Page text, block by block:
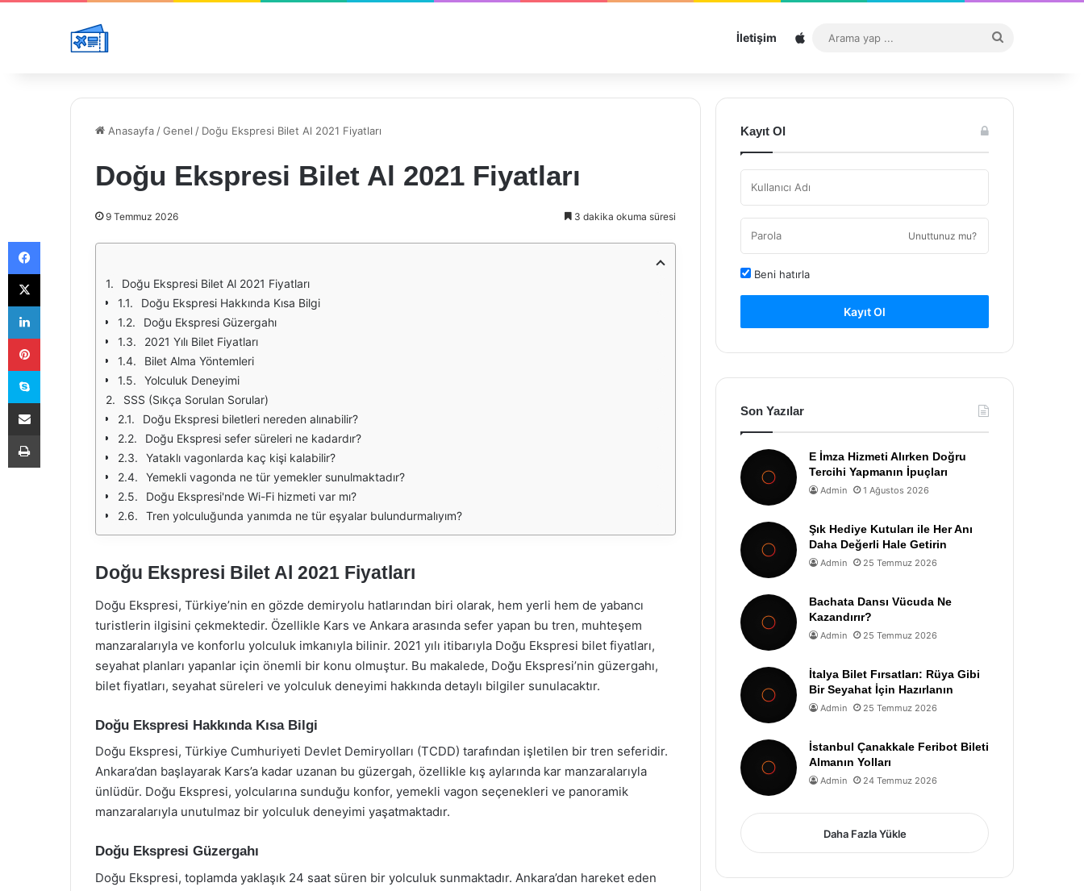
İletişim Sitemap
...
Anasayfa /Genel / Doğu Ekspresi Bilet Al 2021 Fiyatları
Doğu Ekspresi Bilet Al 2021 Fiyatları
9 Temmuz 2026 3 dakika okuma süresi
Doğu Ekspresi Bilet Al 2021 Fiyatları
Doğu Ekspresi Hakkında Kısa Bilgi
Doğu Ekspresi Güzergahı
2021 Yılı Bilet Fiyatları
Bilet Alma Yöntemleri
Yolculuk Deneyimi
SSS (Sıkça Sorulan Sorular)
Doğu Ekspresi biletleri nereden alınabilir?
Doğu Ekspresi sefer süreleri ne kadardır?
Yataklı vagonlarda kaç kişi kalabilir?
Yemekli vagonda ne tür yemekler sunulmaktadır?
Doğu Ekspresi'nde Wi-Fi hizmeti var mı?
Tren yolculuğunda yanımda ne tür eşyalar bulundurmalıyım?
Doğu Ekspresi Bilet Al 2021 Fiyatları
Doğu Ekspresi, Türkiye’nin en gözde demiryolu hatlarından biri olarak, hem yerli hem de yabancı
turistlerin ilgisini çekmektedir. Özellikle Kars ve Ankara arasında sefer yapan bu tren, muhteşem
manzaralarıyla ve konforlu yolculuk imkanıyla bilinir. 2021 yılı itibarıyla Doğu Ekspresi bilet fiyatları,
seyahat planları yapanlar için önemli bir konu olmuştur. Bu makalede, Doğu Ekspresi’nin güzergahı,
bilet fiyatları, seyahat süreleri ve yolculuk deneyimi hakkında detaylı bilgiler sunulacaktır.
Doğu Ekspresi Hakkında Kısa Bilgi
Doğu Ekspresi, Türkiye Cumhuriyeti Devlet Demiryolları (TCDD) tarafından işletilen bir tren seferidir.
Ankara’dan başlayarak Kars’a kadar uzanan bu güzergah, özellikle kış aylarında kar manzaralarıyla
ünlüdür. Doğu Ekspresi, yolcularına sunduğu konfor, yemekli vagon seçenekleri ve panoramik
manzaralarıyla unutulmaz bir yolculuk deneyimi yaşatmaktadır.
Doğu Ekspresi Güzergahı
Doğu Ekspresi, toplamda yaklaşık 24 saat süren bir yolculuk sunmaktadır. Ankara’dan hareket eden
Kayıt Ol
Unuttunuz mu?
Beni hatırla
Kayıt Ol
Son Yazılar
E İmza Hizmeti Alırken Doğru
Tercihi Yapmanın İpuçları
Admin 1 Ağustos 2026
Şık Hediye Kutuları ile Her Anı
Daha Değerli Hale Getirin
Admin 25 Temmuz 2026
Bachata Dansı Vücuda Ne
Kazandırır?
Admin 25 Temmuz 2026
İtalya Bilet Fırsatları: Rüya Gibi
Bir Seyahat İçin Hazırlanın
Admin 25 Temmuz 2026
İstanbul Çanakkale Feribot Bileti
Almanın Yolları
Admin 24 Temmuz 2026
Daha Fazla Yükle
Facebook
X
LinkedIn
Pinterest
Skype
E-Posta ile paylaş